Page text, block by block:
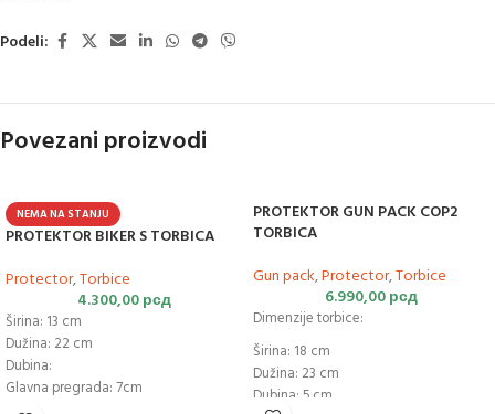
Podeli:
Povezani proizvodi
NEMA NA STANJU
PROTEKTOR BIKER S TORBICA
Protector,Torbice
4.300,00рсд
Širina: 13 cm
Dužina: 22 cm
Dubina:
Glavna pregrada: 7cm
PROTEKTOR GUN PACK COP2
TORBICA
Gun pack,Protector,Torbice
6.990,00рсд
Dimenzije torbice:
Širina: 18 cm
Dužina: 23 cm
Dubina: 5 cm